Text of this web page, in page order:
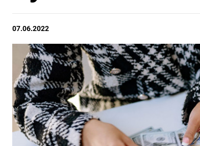
07.06.2022